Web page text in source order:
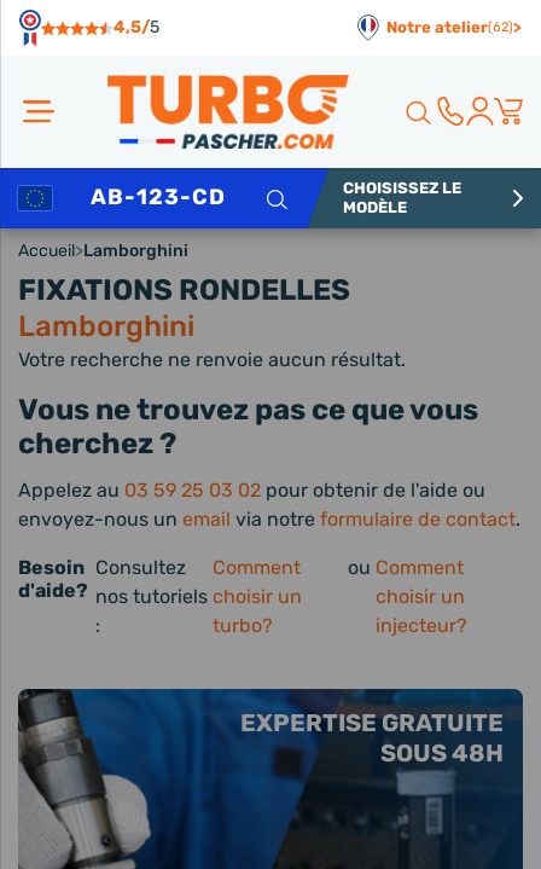
4,5/5 Notre atelier(62)>
Rechercher
CHOISISSEZ LE
MODÈLE
Accueil>Lamborghini
FIXATIONS RONDELLES
Lamborghini
EXPERTISE GRATUITE
SOUS 48H
Votre recherche ne renvoie aucun résultat.
Vous ne trouvez pas ce que vous
cherchez ?
Appelez au 03 59 25 03 02 pour obtenir de l'aide ou
envoyez-nous un email via notre formulaire de contact.
Besoin
d'aide?
Consultez
nos tutoriels
:
Comment
choisir un
turbo?
ou Comment
choisir un
injecteur?
Panneau de gestion des cookies